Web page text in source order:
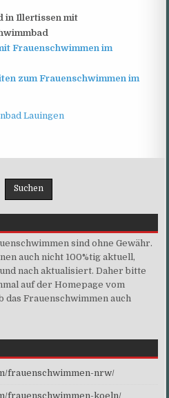
in Illertissen mit
Frauenschwimmen im
zum Frauenschwimmen im
Suchen
sind ohne Gewähr.
auch nicht 100%tig aktuell,
nach aktualisiert. Daher bitte
auf der Homepage vom
das Frauenschwimmen auch
frauenschwimmen-nrw/
frauenschwimmen-koeln/